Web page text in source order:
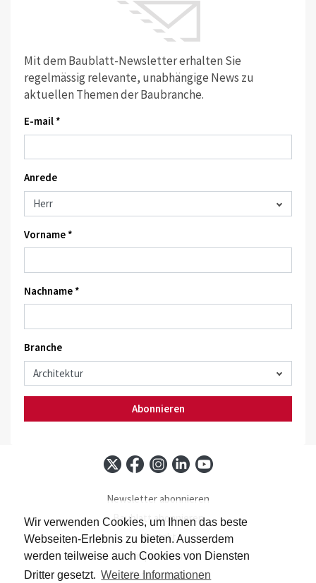
Wir verwenden Cookies, um Ihnen das beste
Webseiten-Erlebnis zu bieten. Ausserdem
werden teilweise auch Cookies von Diensten
Dritter gesetzt. Weitere Informationen
Mit dem Baublatt-Newsletter erhalten Sie
regelmässig relevante, unabhängige News zu
aktuellen Themen der Baubranche.
E-mail *
Anrede
Vorname *
Nachname *
Branche
Abonnieren
Newsletter abonnieren
Baublatt abonnieren
Kontakt
Impressum
Datenschutz